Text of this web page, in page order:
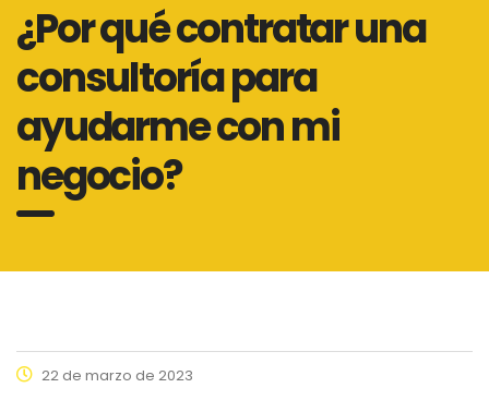
¿Por qué contratar una
consultoría para
ayudarme con mi
negocio?
22 de marzo de 2023